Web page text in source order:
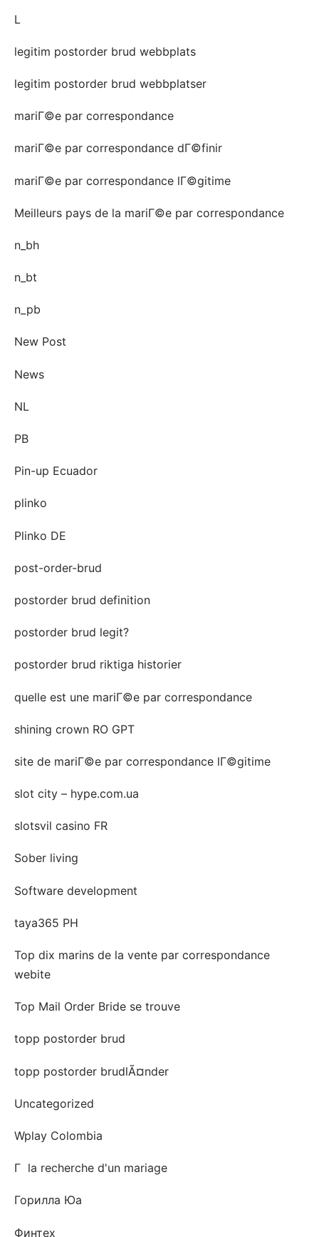
L
legitim postorder brud webbplats
legitim postorder brud webbplatser
mariГ©e par correspondance
mariГ©e par correspondance dГ©finir
mariГ©e par correspondance lГ©gitime
Meilleurs pays de la mariГ©e par correspondance
n_bh
n_bt
n_pb
New Post
News
NL
PB
Pin-up Ecuador
plinko
Plinko DE
post-order-brud
postorder brud definition
postorder brud legit?
postorder brud riktiga historier
quelle est une mariГ©e par correspondance
shining crown RO GPT
site de mariГ©e par correspondance lГ©gitime
slot city – hype.com.ua
slotsvil casino FR
Sober living
Software development
taya365 PH
Top dix marins de la vente par correspondance
webite
Top Mail Order Bride se trouve
topp postorder brud
topp postorder brudlÃ¤nder
Uncategorized
Wplay Colombia
Г la recherche d'un mariage
Горилла Юа
Финтех